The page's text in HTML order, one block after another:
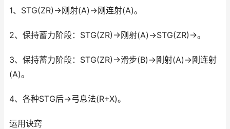
1、STG(ZR)→刚射(A)→刚连射(A)。
2、保持蓄力阶段：STG(ZR)→刚射(A)→STG(ZR)→。
3、保持蓄力阶段：STG(ZR)→滑步(B)→刚射(A)→刚连射
(A)。
4、各种STG后→弓息法(R+X)。
运用诀窍